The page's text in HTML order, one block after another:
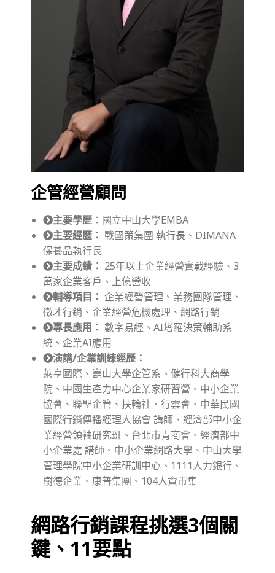
企管經營顧問
主要學歷 ：國立中山大學EMBA
主要經歷： 戰國策集團 執行長、DIMANA
保養品執行長
主要成績： 25年以上企業經營實戰經驗、3
萬家企業客戶、上億營收
輔導項目： 企業經營管理、業務團隊管理、
徵才行銷、企業經營危機處理、網路行銷
專長應用： 數字易經、AI塔羅決策輔助系
統、企業AI應用
演講/企業訓練經歷：
萊亨國際、崑山大學企管系、健行科大商學
院、中國生產力中心企業家研習營、中小企業
協會、聯聖企管、扶輪社、行雲會、中華民國
國際行銷傳播經理人協會 講師、經濟部中小企
業經營領袖研究班、台北市青商會、經濟部中
小企業處 講師、中小企業網路大學、中山大學
管理學院中小企業研訓中心、1111人力銀行、
樹德企業、康普集團、104人資市集
網路行銷課程挑選3個關
鍵、11要點